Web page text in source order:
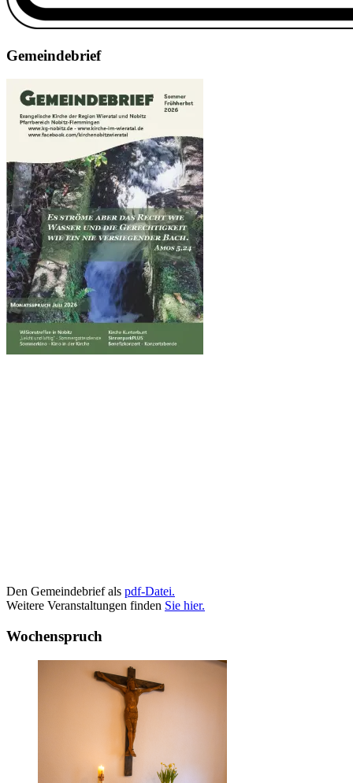
Gemeindebrief
Den Gemeindebrief als pdf-Datei.
Weitere Veranstaltungen finden Sie hier.
Wochenspruch